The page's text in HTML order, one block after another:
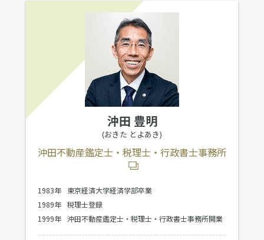
沖田 豊明
(おきた とよあき)
沖田不動産鑑定士・税理士・行政書士事務所
1983年
東京経済大学経済学部卒業
1989年 税理士登録
1999年 沖田不動産鑑定士・税理士・行政書士事務所開業